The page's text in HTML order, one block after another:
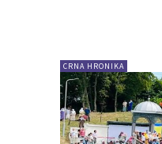
CRNA HRONIKA